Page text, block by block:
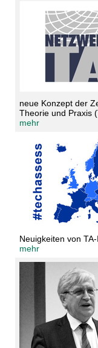
neue Konzept der
Theorie und Praxis
mehr
Neuigkeiten von
mehr